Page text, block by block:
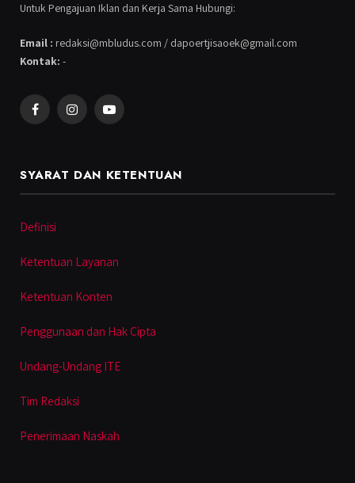
Untuk Pengajuan Iklan dan Kerja Sama Hubungi:
Email : redaksi@mbludus.com / dapoertjisaoek@gmail.com
Kontak: -
FacebookInstagramYouTube
SYARAT DAN KETENTUAN
Definisi
Ketentuan Layanan
Ketentuan Konten
Penggunaan dan Hak Cipta
Undang-Undang ITE
Tim Redaksi
Penerimaan Naskah